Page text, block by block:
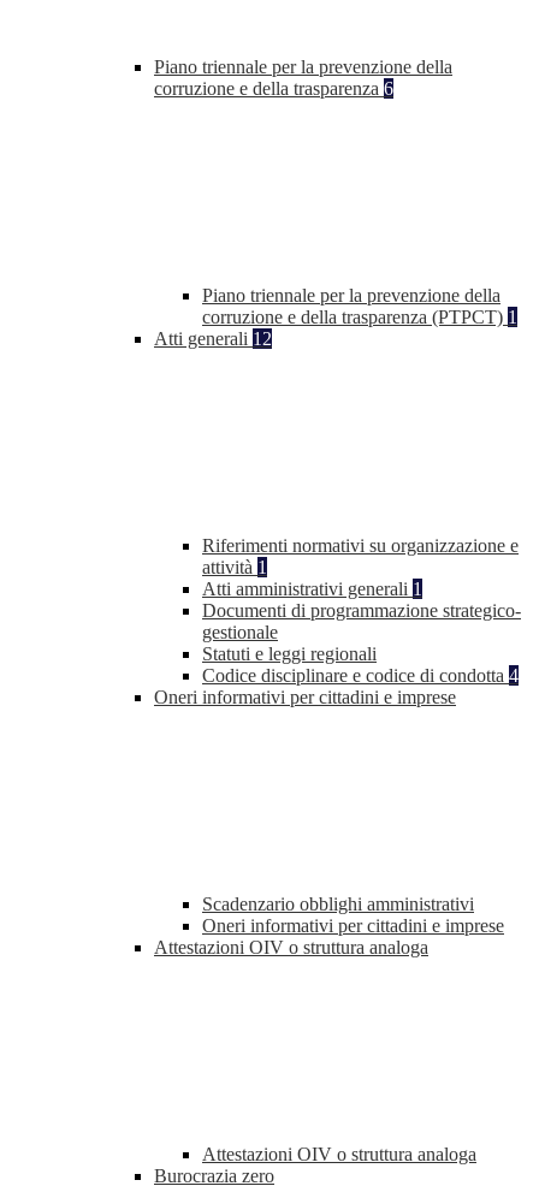
Piano triennale per la prevenzione della
corruzione e della trasparenza 6
Piano triennale per la prevenzione della
corruzione e della trasparenza (PTPCT) 1
Atti generali 12
Riferimenti normativi su organizzazione e
attività 1
Atti amministrativi generali 1
Documenti di programmazione strategico-
gestionale
Statuti e leggi regionali
Codice disciplinare e codice di condotta 4
Oneri informativi per cittadini e imprese
Scadenzario obblighi amministrativi
Oneri informativi per cittadini e imprese
Attestazioni OIV o struttura analoga
Attestazioni OIV o struttura analoga
Burocrazia zero